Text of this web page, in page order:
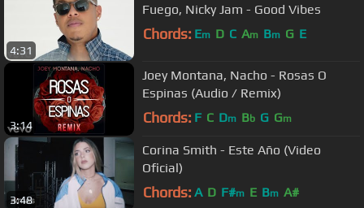
4:31
Fuego, Nicky Jam - Good Vibes
Chords: Em D C Am Bm G E
3:14
Joey Montana, Nacho - Rosas O
Espinas (Audio / Remix)
Chords: F C Dm Bb G Gm
3:48
Corina Smith - Este Año (Video
Oficial)
Chords: A D F#m E Bm A#